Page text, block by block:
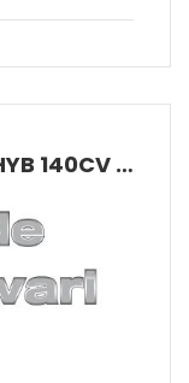
QASHQAI N-CONNECTA MHYB 140CV MT 2W